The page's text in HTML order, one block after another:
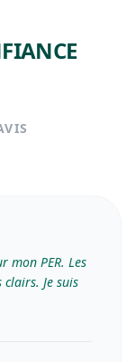
mon PER. Les
Je suis